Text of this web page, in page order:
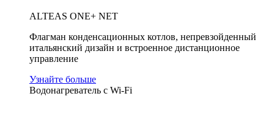
ALTEAS ONE+ NET
Флагман конденсационных котлов, непревзойденный
итальянский дизайн и встроенное дистанционное
управление
Узнайте больше
Водонагреватель с Wi-Fi